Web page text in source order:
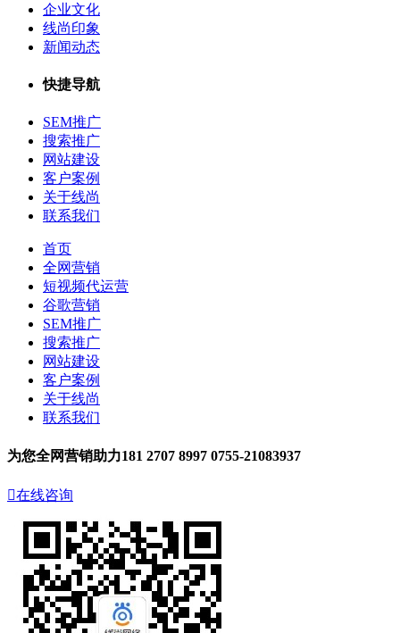
企业文化
线尚印象
新闻动态
快捷导航
SEM推广
搜索推广
网站建设
客户案例
关于线尚
联系我们
首页
全网营销
短视频代运营
谷歌营销
SEM推广
搜索推广
网站建设
客户案例
关于线尚
联系我们
为您全网营销助力181 2707 8997 0755-21083937
在线咨询